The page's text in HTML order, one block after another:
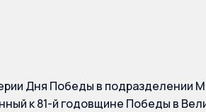
Дня Победы в подразделении
к 81-й годовщине Победы в